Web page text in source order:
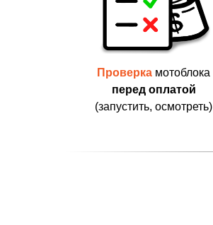
Проверка мотоблока
перед оплатой
(запустить, осмотреть)